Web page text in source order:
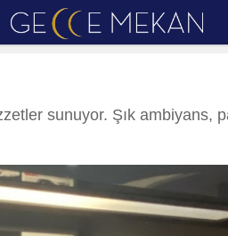
sunuyor. Şık